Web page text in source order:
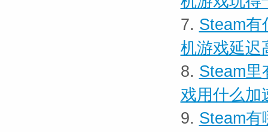
7. Steam有
机游戏延迟
8. Steam里
戏用什么加
9. Steam有